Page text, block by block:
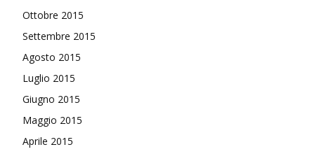
Ottobre 2015
Settembre 2015
Agosto 2015
Luglio 2015
Giugno 2015
Maggio 2015
Aprile 2015